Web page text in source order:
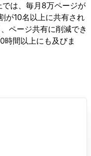
は、毎月8万ページが
が10名以上に共有され
ページ共有に削減でき
間以上にも及びま